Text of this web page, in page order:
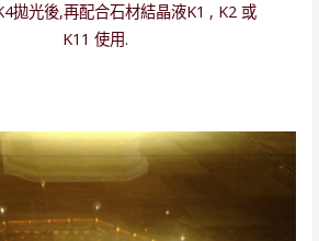
拋光後,再配合石材結晶液K1 , K2 或
K11 使用.